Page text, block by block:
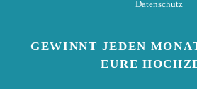
Datenschutz
GEWINNT JEDEN
EURE